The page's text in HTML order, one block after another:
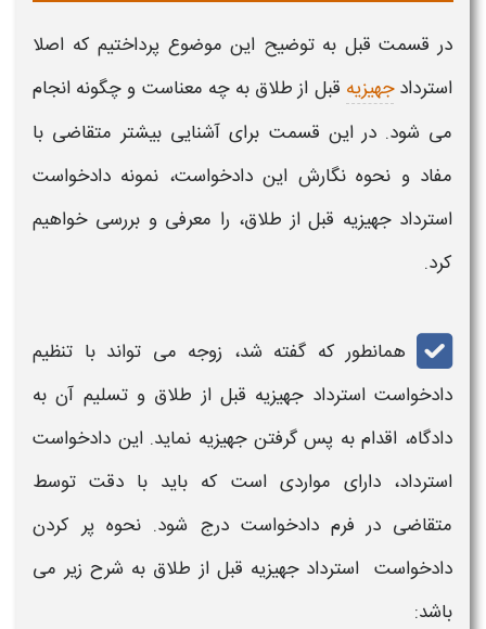
در قسمت قبل به توضیح این موضوع پرداختیم که اصلا
استردادجهیزیه قبل از طلاق به چه معناست و چگونه انجام
می شود. در این قسمت برای آشنایی بیشتر متقاضی با
مفاد و نحوه نگارش این دادخواست، نمونه دادخواست
استرداد جهیزیه قبل از طلاق، را معرفی و بررسی خواهیم
کرد.
همانطور که گفته شد، زوجه می تواند با تنظیم
دادخواست استرداد جهیزیه قبل از طلاق و تسلیم آن به
دادگاه، اقدام به پس گرفتن جهیزیه نماید. این دادخواست
استرداد، دارای مواردی است که باید با دقت توسط
متقاضی در فرم دادخواست درج شود. نحوه پر کردن
دادخواست استرداد جهیزیه قبل از طلاق به شرح زیر می
باشد: